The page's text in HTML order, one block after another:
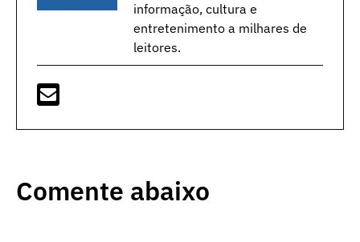
informação, cultura e
entretenimento a milhares de
leitores.
Comente abaixo